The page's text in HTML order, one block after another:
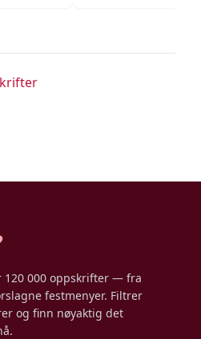
120 000 oppskrifter — fra
festmenyer. Filtrer
og finn nøyaktig det